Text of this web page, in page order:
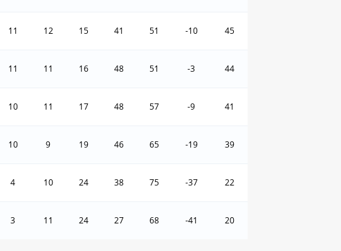
11 12 15 41 51 -10 45
11 11 16 48 51 -3 44
10 11 17 48 57 -9 41
10 9 19 46 65 -19 39
4 10 24 38 75 -37 22
3 11 24 27 68 -41 20